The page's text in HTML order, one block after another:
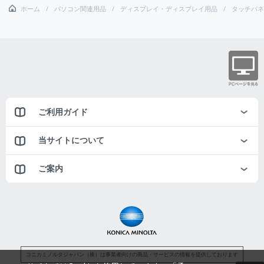
ホーム パソコン関連用品 ディスプレイ・ディスプレイ用品 タッチパ
ご利用ガイド
当サイトについて
ご案内
コニカミノルタジャパン（株）は事業者向けの商品・サービスの情報を提供しております